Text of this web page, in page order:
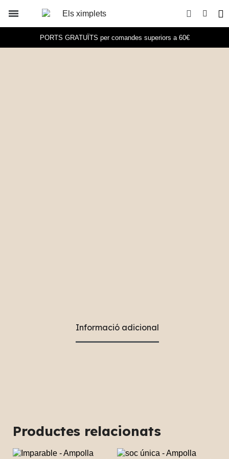
PORTS GRATUÏTS per comandes superiors a 60€
Informació adicional
Productes relacionats